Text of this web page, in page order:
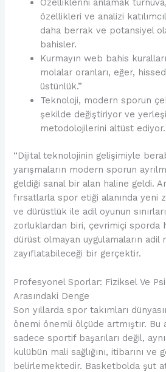
Özelliklerini anlamak
özellikleri ve analizi
daha berrak ve potansiyel
bahisler.
Kurmayın web bahis
molalar oranları, eğer,
üstünlük.”
Teknoloji, modern sporun
şekilde değiştiriyor ve
metodolojilerini altüst ediyor.
“Dijital teknolojinin gelişimiyle
yarışmaların modern sporun
geldiği sanal bir alan haline geldi.
fırsatlarla spor etiği alanında yeni
ve dürüstlük ile adil oyunun
zorluklardan biri, çevrimiçi sporda
dürüst olmayan uygulamaların adil
zayıflatabileceği bir gerçektir.
Profesyonel Sporlar: Fiziksel Ve
Arasındaki Denge
Son yıllarda spor takımları
önemi önemli ölçüde artmıştır. Bu
sadece sportif başarıları değil,
kulübün mali sağlığını, itibarını ve
belirlemektedir. Basketbolda şut